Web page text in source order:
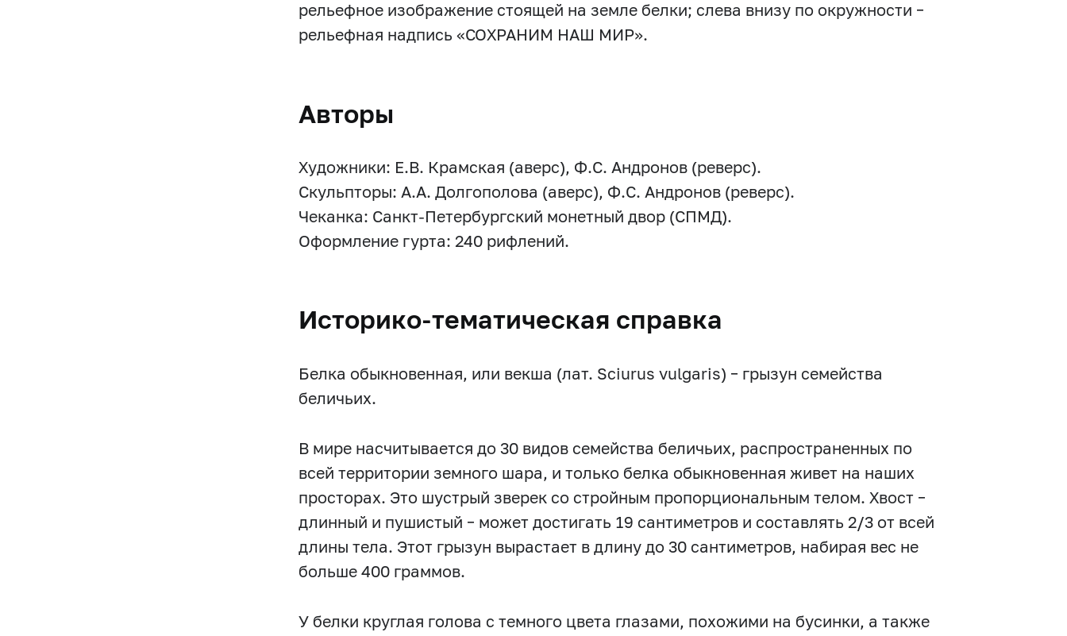
рельефное изображение стоящей на земле белки; слева внизу по окружности –
рельефная надпись «СОХРАНИМ НАШ МИР».
Авторы
Художники: Е.В. Крамская (аверс), Ф.С. Андронов (реверс).
Скульпторы: А.А. Долгополова (аверс), Ф.С. Андронов (реверс).
Чеканка: Санкт-Петербургский монетный двор (СПМД).
Оформление гурта: 240 рифлений.
Историко-тематическая справка
Белка обыкновенная, или векша (лат. Sciurus vulgaris) – грызун семейства
беличьих.
В мире насчитывается до 30 видов семейства беличьих, распространенных по
всей территории земного шара, и только белка обыкновенная живет на наших
просторах. Это шустрый зверек со стройным пропорциональным телом. Хвост –
длинный и пушистый – может достигать 19 сантиметров и составлять 2/3 от всей
длины тела. Этот грызун вырастает в длину до 30 сантиметров, набирая вес не
больше 400 граммов.
У белки круглая голова с темного цвета глазами, похожими на бусинки, а также